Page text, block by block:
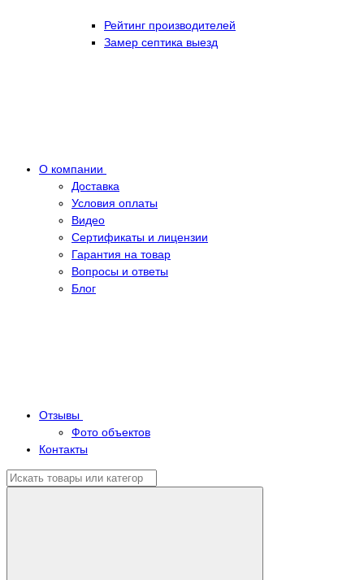
Рейтинг производителей
Замер септика выезд
О компании
Доставка
Условия оплаты
Видео
Сертификаты и лицензии
Гарантия на товар
Вопросы и ответы
Блог
Отзывы
Фото объектов
Контакты